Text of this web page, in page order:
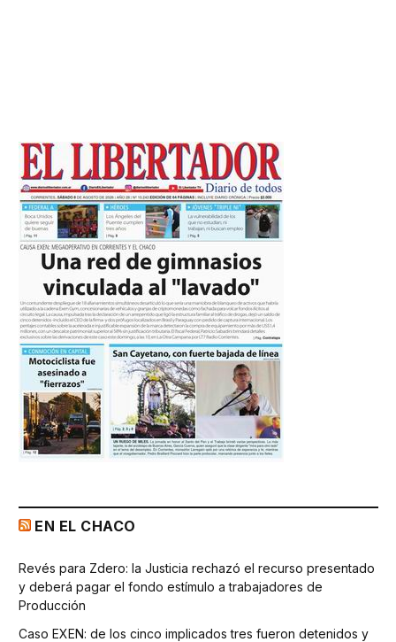
EN EL CHACO
Revés para Zdero: la Justicia rechazó el recurso presentado
y deberá pagar el fondo estímulo a trabajadores de
Producción
Caso EXEN: de los cinco implicados tres fueron detenidos y